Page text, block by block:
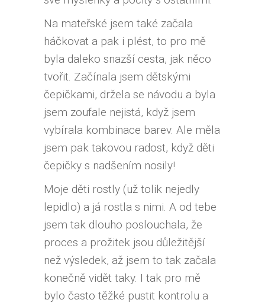
Na mateřské jsem také začala
háčkovat a pak i plést, to pro mě
byla daleko snazší cesta, jak něco
tvořit. Začínala jsem dětskými
čepičkami, držela se návodu a byla
jsem zoufale nejistá, když jsem
vybírala kombinace barev. Ale měla
jsem pak takovou radost, když děti
čepičky s nadšením nosily!
Moje děti rostly (už tolik nejedly
lepidlo) a já rostla s nimi. A od tebe
jsem tak dlouho poslouchala, že
proces a prožitek jsou důležitější
než výsledek, až jsem to tak začala
konečně vidět taky. I tak pro mě
bylo často těžké pustit kontrolu a